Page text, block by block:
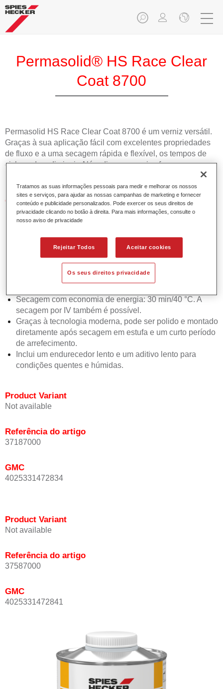
Permasolid® HS Race Clear
Coat 8700
Permasolid HS Race Clear Coat 8700 é um verniz versátil.
Graças à sua aplicação fácil com excelentes propriedades
de fluxo e a uma secagem rápida e flexível, os tempos de
ciclo podem diminuir. Além disso, o verniz oferece um
Características do produto
Adequado para todas as reparações, desde pequenos
danos a repinturas completas.
período para evaporação entre as mesmas.
Boa estabilidade vertical.
Excelente retenção do esmalte graças ao excelente fluxo
Secagem com economia de energia: 30 min/40 °C. A
secagem por IV também é possível.
Graças à tecnologia moderna, pode ser polido e montado
diretamente após secagem em estufa e um curto período
de arrefecimento.
Inclui um endurecedor lento e um aditivo lento para
condições quentes e húmidas.
Product Variant
Not available
Referência do artigo
37187000
GMC
4025331472834
Product Variant
Not available
Referência do artigo
37587000
GMC
4025331472841
Tratamos as suas informações pessoais para medir e melhorar os nossos
sites e serviços, para ajudar as nossas campanhas de marketing e fornecer
conteúdo e publicidade personalizados. Pode exercer os seus direitos de
privacidade clicando no botão à direita. Para mais informações, consulte o
nosso aviso de privacidade
Rejeitar Todos Aceitar cookies
Os seus direitos privacidade